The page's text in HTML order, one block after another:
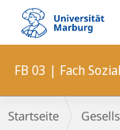
Mobile-
Navigation
FB 03 | Fach
Breadcrumb-
Navigation
Startseite